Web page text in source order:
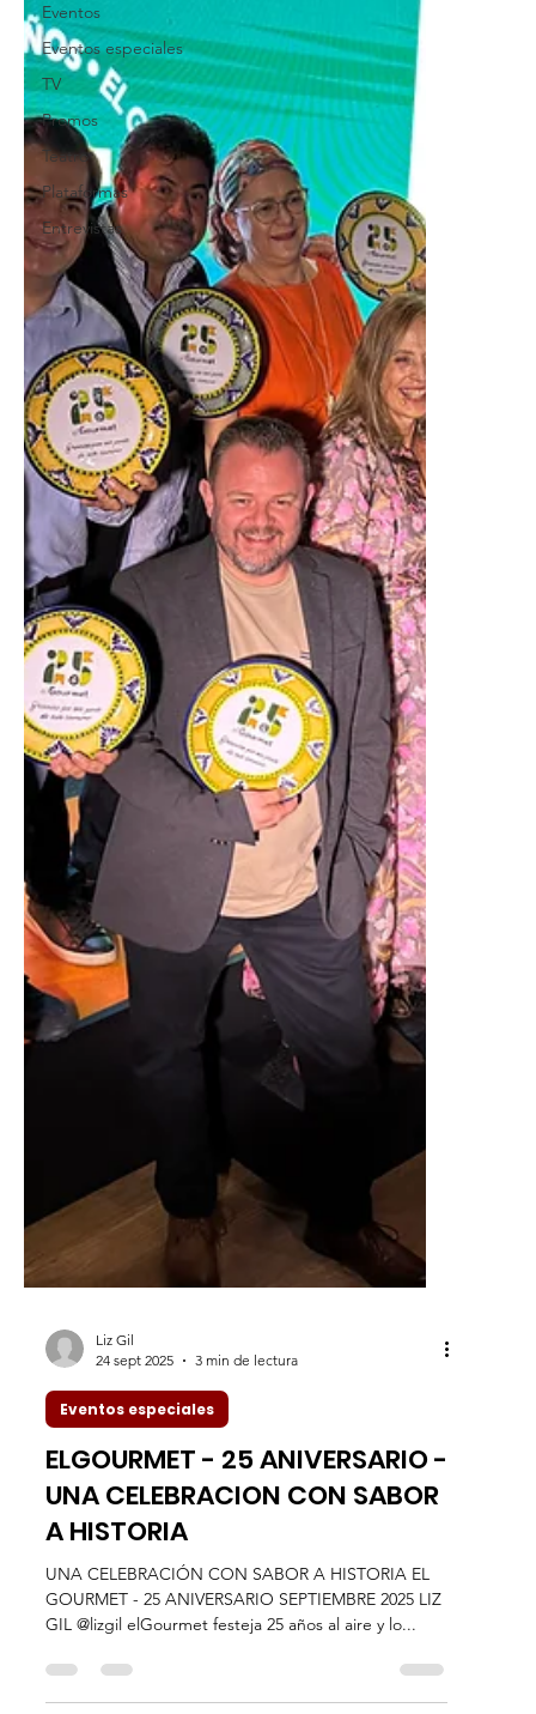
Eventos
Eventos especiales
TV
Promos
Teatro
Plataformas
Entrevistas
Liz Gil
24 sept 2025
3 min de lectura
Eventos especiales
ELGOURMET - 25 ANIVERSARIO -
UNA CELEBRACION CON SABOR
A HISTORIA
UNA CELEBRACIÓN CON SABOR A HISTORIA EL
GOURMET - 25 ANIVERSARIO SEPTIEMBRE 2025 LIZ